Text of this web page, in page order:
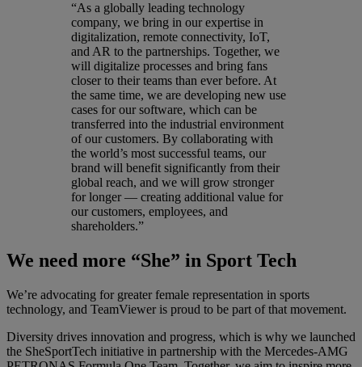
“As a globally leading technology
company, we bring in our expertise in
digitalization, remote connectivity, IoT,
and AR to the partnerships. Together, we
will digitalize processes and bring fans
closer to their teams than ever before. At
the same time, we are developing new use
cases for our software, which can be
transferred into the industrial environment
of our customers. By collaborating with
the world’s most successful teams, our
brand will benefit significantly from their
global reach, and we will grow stronger
for longer — creating additional value for
our customers, employees, and
shareholders.”
We need more “She” in Sport Tech
We’re advocating for greater female representation in sports
technology, and TeamViewer is proud to be part of that movement.
Diversity drives innovation and progress, which is why we launched
the SheSportTech initiative in partnership with the Mercedes-AMG